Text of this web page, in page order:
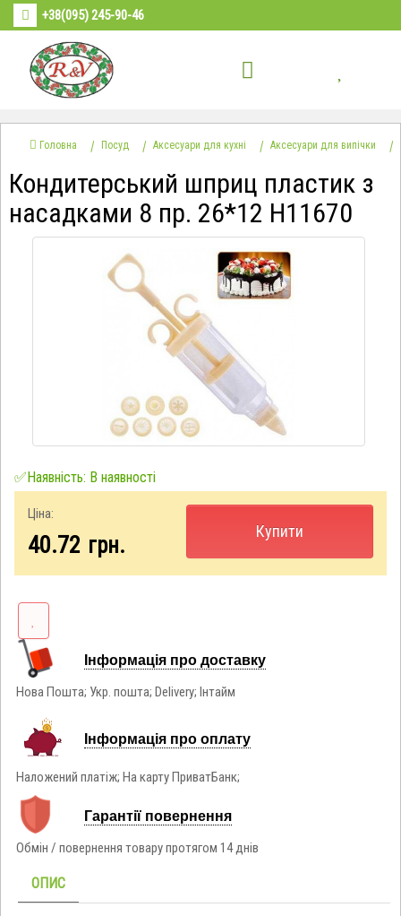
+38(095) 245-90-46
Головна Посуд Аксесуари для кухні Аксесуари для випічки
Кондитерський шприц пластик з
насадками 8 пр. 26*12 Н11670
✅Наявність: В наявності
Ціна:
40.72 грн.
Купити
Інформація про доставку
Нова Пошта; Укр. пошта; Delivery; Інтайм
Інформація про оплату
Наложений платіж; На карту ПриватБанк;
Гарантії повернення
Обмін / повернення товару протягом 14 днів
ОПИС